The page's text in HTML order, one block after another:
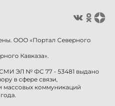
ООО «Портал Северного
Кавказа».
СМИ ЭЛ № ФС 77 - 53481 выдано
в сфере связи,
массовых коммуникаций